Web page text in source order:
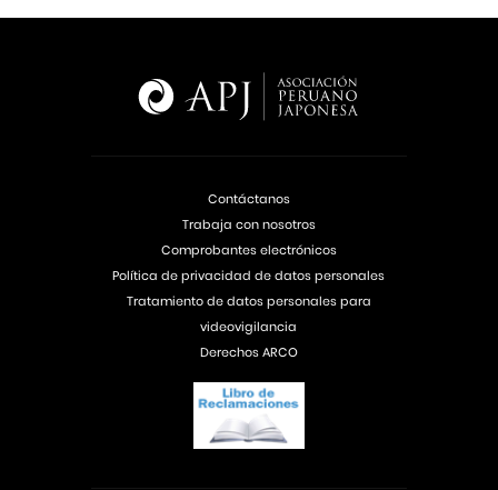
Contáctanos
Trabaja con nosotros
Comprobantes electrónicos
Política de privacidad de datos personales
Tratamiento de datos personales para
videovigilancia
Derechos ARCO